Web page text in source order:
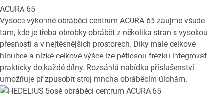
ACURA 65
Vysoce výkonné obráběcí centrum ACURA 65 zaujme všude
tam, kde je třeba obrobky obrábět z několika stran s vysokou
přesností a v nejtěsnějších prostorech. Díky malé celkové
hloubce a nízké celkové výšce lze pětiosou frézku integrovat
prakticky do každé dílny. Rozsáhlá nabídka příslušenství
umožňuje přizpůsobit stroj mnoha obráběcím úlohám.